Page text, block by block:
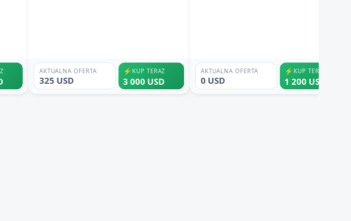
AKTUALNA OFERTA
325 USD
⚡ KUP TERAZ
3 000 USD
AKTUALNA OFERTA
0 USD
⚡ KUP TERAZ
1 200 USD